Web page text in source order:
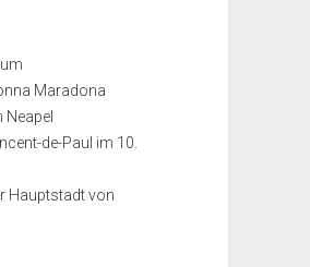
Maradona
Neapel
de-Paul im 10.
Hauptstadt von